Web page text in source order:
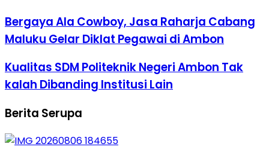
Bergaya Ala Cowboy, Jasa Raharja Cabang
Maluku Gelar Diklat Pegawai di Ambon
Kualitas SDM Politeknik Negeri Ambon Tak
kalah Dibanding Institusi Lain
Berita Serupa